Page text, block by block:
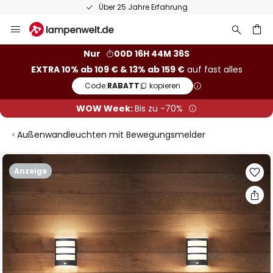
Über 25 Jahre Erfahrung
Inhalt
Nur
00D 16H 44M 36S
EXTRA 10% ab 109 € & 13% ab 159 €auf fast alles
Code:RABATT kopieren
WOW Week:Bis zu -70%
Außenwandleuchten mit Bewegungsmelder
Anzeige
Zum
Ende
der
springen